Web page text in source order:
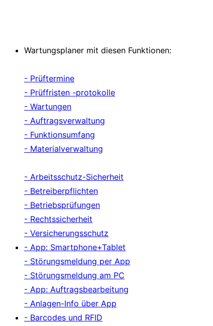
Wartungsplaner mit diesen Funktionen:
- Prüftermine
- Prüffristen -protokolle
- Wartungen
- Auftragsverwaltung
- Funktionsumfang
- Materialverwaltung
- Arbeitsschutz-Sicherheit
- Betreiberpflichten
- Betriebsprüfungen
- Rechtssicherheit
- Versicherungsschutz
- App: Smartphone+Tablet
- Störungsmeldung per App
- Störungsmeldung am PC
- App: Auftragsbearbeitung
- Anlagen-Info über App
- Barcodes und RFID